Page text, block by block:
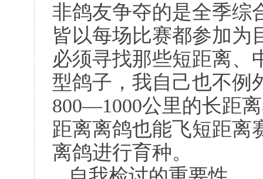
非鸽友争夺的是全季综
皆以每场比赛都参加为
必须寻找那些短距离、
型鸽子，我自己也不例
800—1000公里的长距
距离离鸽也能飞短距离
离鸽进行育种。